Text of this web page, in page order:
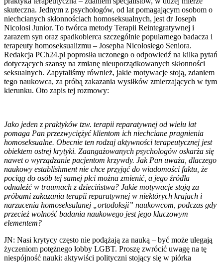
skuteczna. Jednym z psychologów, od lat pomagającym osobom o
niechcianych skłonnościach homoseksualnych, jest dr Joseph
Nicolosi Junior. To twórca metody Terapii Reintegratywnej i
zarazem syn oraz spadkobierca szczególnie popularnego badacza i
terapeuty homoseksualizmu – Josepha Nicolosiego Seniora.
Redakcja PCh24.pl poprosiła uczonego o odpowiedź na kilka pytań
dotyczących szansy na zmianę nieuporządkowanych skłonności
seksualnych. Zapytaliśmy również, jakie motywacje stoją, zdaniem
tego naukowca, za próbą zakazania wysiłków zmierzających w tym
kierunku. Oto zapis tej rozmowy:
Jako jeden z praktyków tzw. terapii reparatywnej od wielu lat
pomaga Pan przezwyciężyć klientom ich niechciane pragnienia
homoseksualne. Obecnie ten rodzaj aktywności terapeutycznej jest
obiektem ostrej krytyki. Zaangażowanych psychologów oskarża się
nawet o wyrządzanie pacjentom krzywdy. Jak Pan uważa, dlaczego
naukowy establishment nie chce przyjąć do wiadomości faktu, że
pociąg do osób tej samej płci można zmienić, a jego źródła
odnaleźć w traumach z dzieciństwa? Jakie motywacje stoją za
próbami zakazania terapii reparatywnej w niektórych krajach i
narzucenia homoseksulanej „ortodoksji” naukowcom, podczas gdy
przecież wolność badania naukowego jest jego kluczowym
elementem?
JN: Nasi krytycy często nie podążają za nauką – być może ulegają
życzeniom potężnego lobby LGBT. Proszę zwrócić uwagę na tę
niespójność nauki: aktywiści polityczni stojący się w piórka